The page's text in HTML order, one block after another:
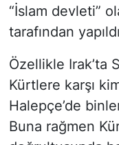
“İslam devleti”
tarafından
Özellikle Irak’ta
Kürtlere karşı
Halepçe’de
Buna rağmen